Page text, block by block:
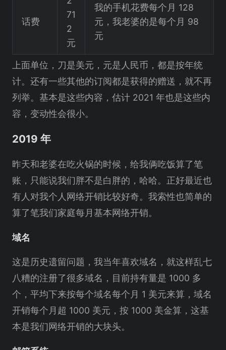
话费
71
2
元
我的手机花费每个月 128
元，我老婆的是每个月 98
元
上面单位，刀是美元，元是人民币，都是按年统
计。还有一些其他的订阅都是获得的赠送，就不再
列举。基本是这些内容，估计 2021 年也是这些内
容，变动性会很小。
2019 年
昨天和老婆在吃火锅的时候，给我俩吃饭算了笔
账，只能说我们胖不是白胖的，哈哈。正好最近也
有人对我个人网络开销比较好奇。我索性也简单的
算了笔我们家庭每月基本网络开销。
域名
这是历史遗留问题，我当年喜欢域名，就这样乱七
八糟的注册了很多域名，目前持有量是 1000 多
个，平均下来按每个域名每个月 1 美元来算，域名
开销每个月超 1000 美元，按 1000 美金算，这基
本是我们网络开销的大块头。